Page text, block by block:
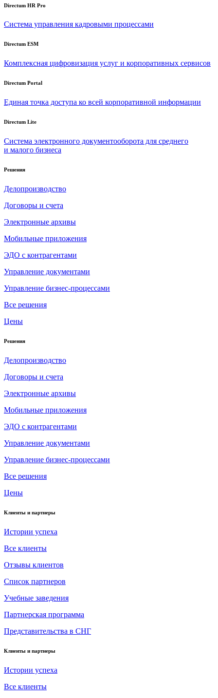
Directum HR Pro
Система управления кадровыми процессами
Directum ESM
Комплексная цифровизация услуг и корпоративных сервисов
Directum Portal
Единая точка доступа ко всей корпоративной информации
Directum Lite
Система электронного документооборота для среднего
и малого бизнеса
Решения
Делопроизводство
Договоры и счета
Электронные архивы
Мобильные приложения
ЭДО с контрагентами
Управление документами
Управление бизнес-процессами
Все решения
Цены
Решения
Делопроизводство
Договоры и счета
Электронные архивы
Мобильные приложения
ЭДО с контрагентами
Управление документами
Управление бизнес-процессами
Все решения
Цены
Клиенты и партнеры
Истории успеха
Все клиенты
Отзывы клиентов
Список партнеров
Учебные заведения
Партнерская программа
Представительства в СНГ
Клиенты и партнеры
Истории успеха
Все клиенты